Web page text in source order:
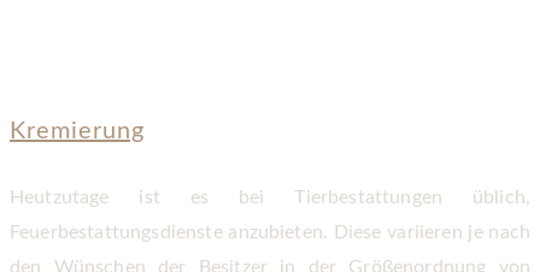
Kremierung
Heutzutage ist es bei Tierbestattungen üblich,
Feuerbestattungsdienste anzubieten. Diese variieren je nach
den Wünschen der Besitzer in der Größenordnung von